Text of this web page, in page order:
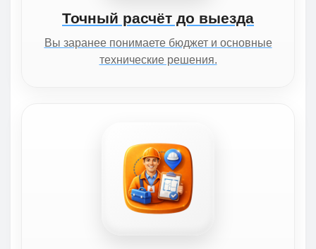
Точный расчёт до выезда
Вы заранее понимаете бюджет и основные
технические решения.